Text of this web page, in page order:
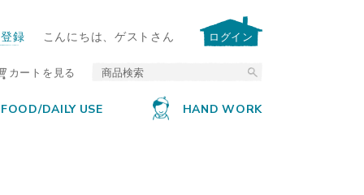
録 こんにちは、ゲストさん ログイン
カートを見る
FOOD/DAILY USE HAND WORK